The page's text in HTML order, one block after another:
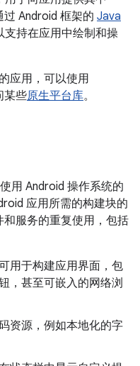
Android 框架的 Java
支持在应用中绘制和操
应用，可以使用
某些原生平台库。
用 Android 操作系统的
应用所需的构建块的
服务的重复使用，包括
可用于构建应用界面，包
，甚至可嵌入的网络浏
资源，例如本地化的字